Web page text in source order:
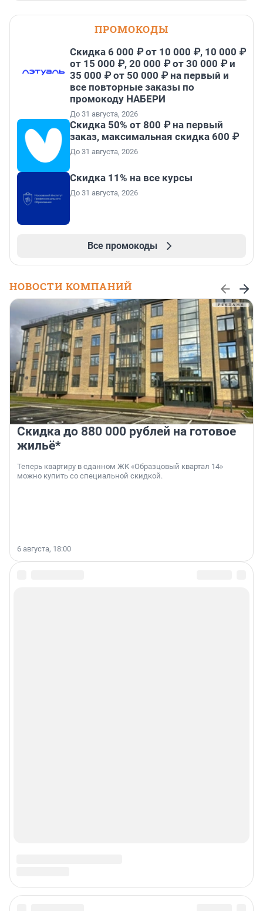
ПРОМОКОДЫ
Скидка 6 000 ₽ от 10 000 ₽, 10 000 ₽
от 15 000 ₽, 20 000 ₽ от 30 000 ₽ и
35 000 ₽ от 50 000 ₽ на первый и
все повторные заказы по
промокоду НАБЕРИ
До 31 августа, 2026
Скидка 50% от 800 ₽ на первый
заказ, максимальная скидка 600 ₽
До 31 августа, 2026
Скидка 11% на все курсы
До 31 августа, 2026
Все промокоды
НОВОСТИ КОМПАНИЙ
Скидка до 880 000 рублей на готовое
жильё*
Теперь квартиру в сданном ЖК «Образцовый квартал 14»
можно купить со специальной скидкой.
6 августа, 18:00